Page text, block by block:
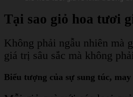
Tại sao giỏ hoa tươi
Không phải ngẫu nhiên mà
giá trị sâu sắc mà không
Biểu tượng của sự sung túc,